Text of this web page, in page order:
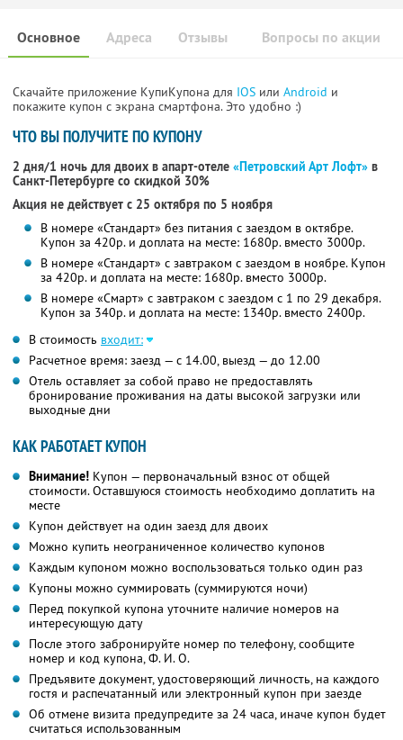
Основное Отзывы Вопросы по акции
Адреса
Скачайте приложение КупиКупона для IOS или Android и
покажите купон с экрана смартфона. Это удобно :)
ЧТО ВЫ ПОЛУЧИТЕ ПО КУПОНУ
2 дня/1 ночь для двоих в апарт-отеле «Петровский Арт Лофт» в
Санкт-Петербурге со скидкой 30%
Акция не действует с 25 октября по 5 ноября
В номере «Стандарт» без питания с заездом в октябре.
Купон за 420р. и доплата на месте: 1680р. вместо 3000р.
В номере «Стандарт» с завтраком с заездом в ноябре. Купон
за 420р. и доплата на месте: 1680р. вместо 3000р.
В номере «Смарт» с завтраком с заездом с 1 по 29 декабря.
Купон за 340р. и доплата на месте: 1340р. вместо 2400р.
В стоимость входит:
Расчетное время: заезд — с 14.00, выезд — до 12.00
Отель оставляет за собой право не предоставлять
бронирование проживания на даты высокой загрузки или
выходные дни
КАК РАБОТАЕТ КУПОН
Внимание! Купон — первоначальный взнос от общей
стоимости. Оставшуюся стоимость необходимо доплатить на
месте
Купон действует на один заезд для двоих
Можно купить неограниченное количество купонов
Каждым купоном можно воспользоваться только один раз
Купоны можно суммировать (суммируются ночи)
Перед покупкой купона уточните наличие номеров на
интересующую дату
После этого забронируйте номер по телефону, сообщите
номер и код купона, Ф. И. О.
Предъявите документ, удостоверяющий личность, на каждого
гостя и распечатанный или электронный купон при заезде
Об отмене визита предупредите за 24 часа, иначе купон будет
считаться использованным